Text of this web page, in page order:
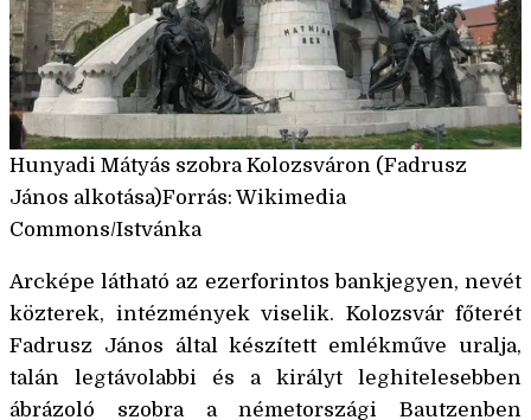
Hunyadi Mátyás szobra Kolozsváron (Fadrusz
János alkotása)Forrás: Wikimedia
Commons/Istvánka
Arcképe látható az ezerforintos bankjegyen, nevét
közterek, intézmények viselik. Kolozsvár főterét
Fadrusz János által készített emlékműve uralja,
talán legtávolabbi és a királyt leghitelesebben
ábrázoló szobra a németországi Bautzenben